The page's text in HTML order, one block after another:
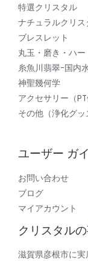
特選クリスタル
ナチュラルクリス
ブレスレット
丸玉・磨き・ハー
糸魚川翡翠-国内
神聖幾何学
アクセサリー（PT
その他（浄化グッ
ユーザー ガ
お問い合わせ
ブログ
マイアカウント
クリスタル
滋賀県彦根市に